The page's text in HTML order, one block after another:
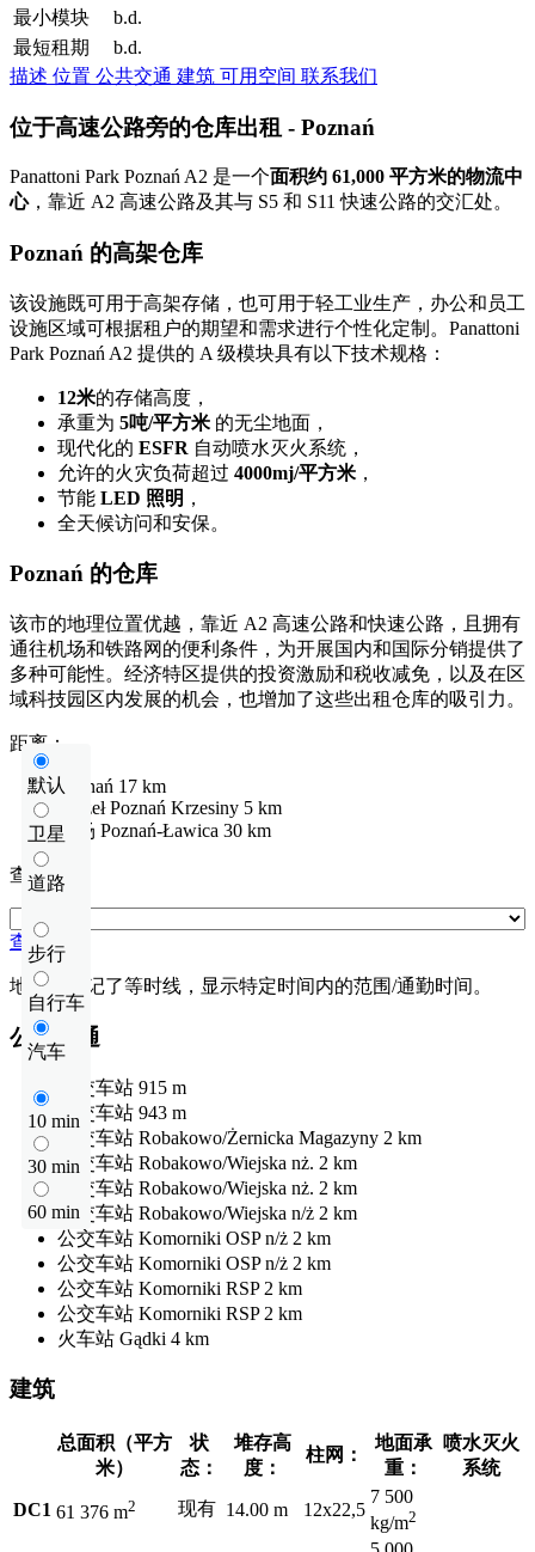
最小模块
b.d.
最短租期
b.d.
描述 位置 公共交通 建筑 可用空间 联系我们
位于高速公路旁的仓库出租 - Poznań
Panattoni Park Poznań A2 是一个面积约 61,000 平方米的物流中
心，靠近 A2 高速公路及其与 S5 和 S11 快速公路的交汇处。
Poznań 的高架仓库
该设施既可用于高架存储，也可用于轻工业生产，办公和员工
设施区域可根据租户的期望和需求进行个性化定制。Panattoni
Park Poznań A2 提供的 A 级模块具有以下技术规格：
12米的存储高度，
承重为 5吨/平方米 的无尘地面，
现代化的 ESFR 自动喷水灭火系统，
允许的火灾负荷超过 4000mj/平方米 ，
节能 LED 照明 ，
全天候访问和安保。
Poznań 的仓库
该市的地理位置优越，靠近 A2 高速公路和快速公路，且拥有
通往机场和铁路网的便利条件，为开展国内和国际分销提供了
多种可能性。经济特区提供的投资激励和税收减免，以及在区
域科技园区内发展的机会，也增加了这些出租仓库的吸引力。
默认
卫星
道路
步行
自行车
汽车
10 min
30 min
60 min
距离：
Poznań 17 km
Węzeł Poznań Krzesiny 5 km
机场 Poznań-Ławica 30 km
查看距离
查看距离
地图上标记了等时线，显示特定时间内的范围/通勤时间。
公共交通
公交车站 915 m
公交车站 943 m
公交车站 Robakowo/Żernicka Magazyny 2 km
公交车站 Robakowo/Wiejska nż. 2 km
公交车站 Robakowo/Wiejska nż. 2 km
公交车站 Robakowo/Wiejska n/ż 2 km
公交车站 Komorniki OSP n/ż 2 km
公交车站 Komorniki OSP n/ż 2 km
公交车站 Komorniki RSP 2 km
公交车站 Komorniki RSP 2 km
火车站 Gądki 4 km
建筑
总面积（平方
米）
状
态：
堆存高
度：
柱网：
地面承
重：
喷水灭火
系统
DC1 61 376 m2 现有 14.00 m 12x22,5
7 500
kg/m2